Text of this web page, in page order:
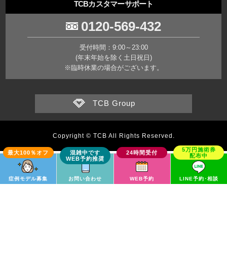
TCBカスタマーサポート
0120-569-432
受付時間：9:00～23:00
(年末年始を除く土日祝日)
※臨時休業の場合がございます。
TCB Group
症例モデル募集 お問い合わせ WEB予約 LINE予約･相談
Copyright © TCB All Rights Reserved.